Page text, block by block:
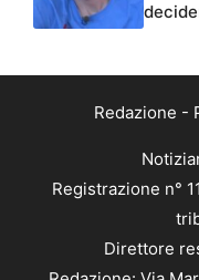
Redazione -
Registrazione n°
Direttore